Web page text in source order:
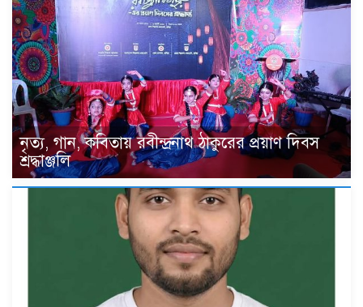
নৃত্য, গান, কবিতায় রবীন্দ্রনাথ ঠাকুরের প্রয়াণ দিবস
শ্রদ্ধাঞ্জলি